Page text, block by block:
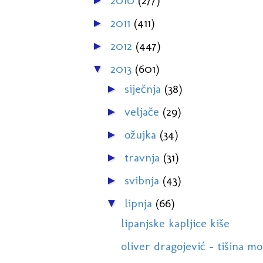
► 2011 (411)
► 2012 (447)
▼ 2013 (601)
► siječnja (38)
► veljače (29)
► ožujka (34)
► travnja (31)
► svibnja (43)
▼ lipnja (66)
lipanjske kapljice kiše
oliver dragojević - tišina